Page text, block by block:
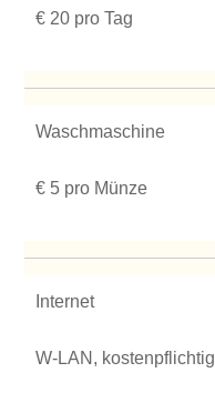
€ 20 pro Tag
Waschmaschine
€ 5 pro Münze
Internet
W-LAN, kostenpflichtig